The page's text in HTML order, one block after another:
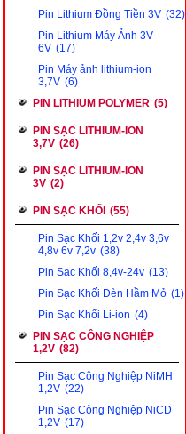
Pin Lithium Đồng Tiền 3V (32)
Pin Lithium Máy Ảnh 3V-
6V (17)
Pin Máy ảnh lithium-ion
3,7V (6)
PIN LITHIUM POLYMER (5)
PIN SẠC LITHIUM-ION
3,7V (26)
PIN SẠC LITHIUM-ION
3V (2)
PIN SẠC KHỐI (55)
Pin Sạc Khối 1,2v 2,4v 3,6v
4,8v 6v 7,2v (38)
Pin Sạc Khối 8,4v-24v (13)
Pin Sạc Khối Đèn Hầm Mỏ (1)
Pin Sạc Khối Li-ion (4)
PIN SẠC CÔNG NGHIỆP
1,2V (82)
Pin Sạc Công Nghiệp NiMH
1,2V (22)
Pin Sạc Công Nghiệp NiCD
1,2V (17)